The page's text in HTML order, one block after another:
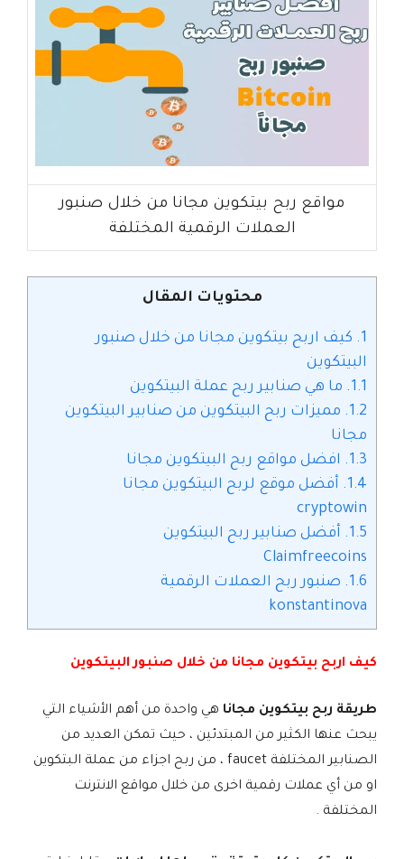
مواقع ربح بيتكوين مجانا من خلال صنبور
العملات الرقمية المختلفة
محتويات المقال
كيف اربح بيتكوين مجانا من خلال صنبور
البيتكوين
1.1. ما هي صنابير ربح عملة البيتكوين
1.2. مميزات ربح البيتكوين من صنابير البيتكوين
مجانا
1.3. افضل مواقع ربح البيتكوين مجانا
1.4. أفضل موقع لربح البيتكوين مجانا
cryptowin
1.5. أفضل صنابير ربح البيتكوين
Claimfreecoins
1.6. صنبور ربح العملات الرقمية
konstantinova
كيف اربح بيتكوين مجانا من خلال صنبور البيتكوين
طريقة ربح بيتكوين مجاناهي واحدة من أهم الأشياء التي
يبحث عنها الكثير من المبتدئين ، حيث تمكن العديد من
الصنابير المختلفة faucet ، من ربح اجزاء من عملة البتكوين
او من أي عملات رقمية اخرى من خلال مواقع الانترنت
المختلفة .